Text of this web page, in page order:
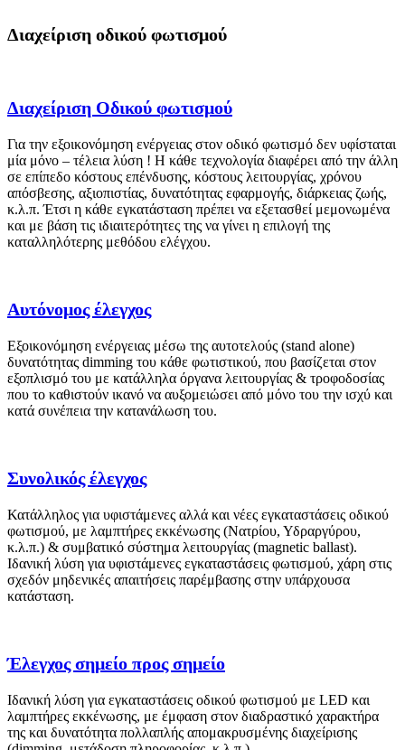
Διαχείριση οδικού φωτισμού
Διαχείριση Οδικού φωτισμού
Για την εξοικονόμηση ενέργειας στον οδικό φωτισμό δεν υφίσταται
μία μόνο – τέλεια λύση ! Η κάθε τεχνολογία διαφέρει από την άλλη
σε επίπεδο κόστους επένδυσης, κόστους λειτουργίας, χρόνου
απόσβεσης, αξιοπιστίας, δυνατότητας εφαρμογής, διάρκειας ζωής,
κ.λ.π. Έτσι η κάθε εγκατάσταση πρέπει να εξετασθεί μεμονωμένα
και με βάση τις ιδιαιτερότητες της να γίνει η επιλογή της
καταλληλότερης μεθόδου ελέγχου.
Αυτόνομος έλεγχος
Εξοικονόμηση ενέργειας μέσω της αυτοτελούς (stand alone)
δυνατότητας dimming του κάθε φωτιστικού, που βασίζεται στον
εξοπλισμό του με κατάλληλα όργανα λειτουργίας & τροφοδοσίας
που το καθιστούν ικανό να αυξομειώσει από μόνο του την ισχύ και
κατά συνέπεια την κατανάλωση του.
Συνολικός έλεγχος
Κατάλληλος για υφιστάμενες αλλά και νέες εγκαταστάσεις οδικού
φωτισμού, με λαμπτήρες εκκένωσης (Νατρίου, Υδραργύρου,
κ.λ.π.) & συμβατικό σύστημα λειτουργίας (magnetic ballast).
Ιδανική λύση για υφιστάμενες εγκαταστάσεις φωτισμού, χάρη στις
σχεδόν μηδενικές απαιτήσεις παρέμβασης στην υπάρχουσα
κατάσταση.
Έλεγχος σημείο προς σημείο
Ιδανική λύση για εγκαταστάσεις οδικού φωτισμού με LED και
λαμπτήρες εκκένωσης, με έμφαση στον διαδραστικό χαρακτήρα
της και δυνατότητα πολλαπλής απομακρυσμένης διαχείρισης